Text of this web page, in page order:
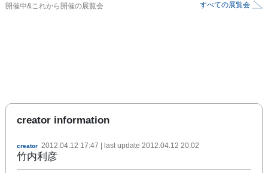
開催中&これから開催の展覧会 すべての展覧会
creator information
creator 2012.04.12 17:47 | last update 2012.04.12 20:02
竹内利彦